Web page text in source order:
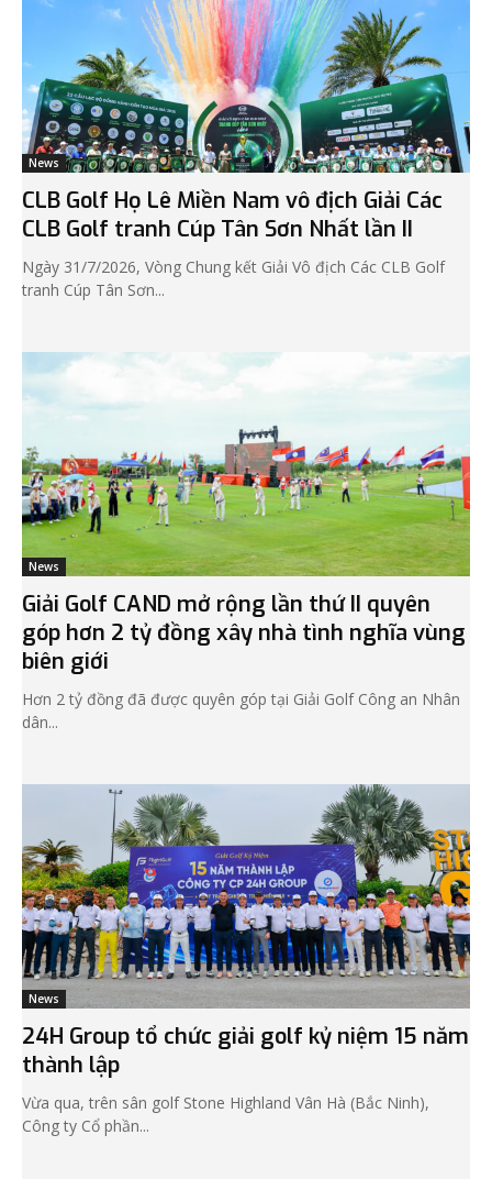
News
CLB Golf Họ Lê Miền Nam vô địch Giải Các
CLB Golf tranh Cúp Tân Sơn Nhất lần II
Ngày 31/7/2026, Vòng Chung kết Giải Vô địch Các CLB Golf
tranh Cúp Tân Sơn...
News
Giải Golf CAND mở rộng lần thứ II quyên
góp hơn 2 tỷ đồng xây nhà tình nghĩa vùng
biên giới
Hơn 2 tỷ đồng đã được quyên góp tại Giải Golf Công an Nhân
dân...
News
24H Group tổ chức giải golf kỷ niệm 15 năm
thành lập
Vừa qua, trên sân golf Stone Highland Vân Hà (Bắc Ninh),
Công ty Cổ phần...